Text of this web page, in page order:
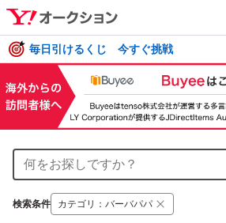
毎日引けるくじ 今すぐ挑戦
検索条件 カテゴリ ： バーバパパ